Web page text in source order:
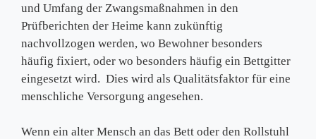
und Umfang der Zwangsmaßnahmen in den
Prüfberichten der Heime kann zukünftig
nachvollzogen werden, wo Bewohner besonders
häufig fixiert, oder wo besonders häufig ein Bettgitter
eingesetzt wird. Dies wird als Qualitätsfaktor für eine
menschliche Versorgung angesehen.
Wenn ein alter Mensch an das Bett oder den Rollstuhl